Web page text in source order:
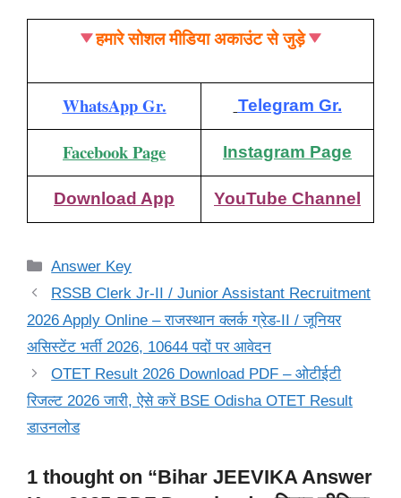
हमारे सोशल मीडिया अकाउंट से जुड़े
WhatsApp Gr. Telegram Gr.
Facebook Page Instagram Page
Download App YouTube Channel
Categories
Answer Key
RSSB Clerk Jr-II / Junior Assistant Recruitment
2026 Apply Online – राजस्थान क्लर्क ग्रेड-II / जूनियर
असिस्टेंट भर्ती 2026, 10644 पदों पर आवेदन
OTET Result 2026 Download PDF – ओटीईटी
रिजल्ट 2026 जारी, ऐसे करें BSE Odisha OTET Result
डाउनलोड
1 thought on “Bihar JEEVIKA Answer